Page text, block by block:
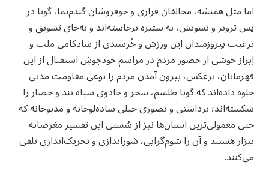
اما مثل همیشه، مخالفان فراری و جوفروشان گندم‌نما، گویا در
پس تزویر و تشویش، به ستیزه برخاسته‌اند و به‌جای تشویق و
ترغیب پیروزمندان این ورزش و خُرسندی از شادکامی ملت و
اِبراز خوشی از حضور مردم در مراسم خودجوشِ استقبال از این
قهرمانان، برعکس، بیرون آمدن مردم را نوعی مقاومت مدنی
جلوه داده‌اند که گویا طلسم، سحر و جادوی سیاه بند و حصار را
شکسته‌اند؛ برداشتی و تصوری خیلی ساده‌لوحانه و مذبوحانه که
حتی معمولی‌ترین انسان‌ها نیز از سُستی این تفسیر مغرضانه
بیزار هستند و آن را شوم‌گرایی، شوراندازی و تحریک‌اندازی تلقی
می‌کنند.